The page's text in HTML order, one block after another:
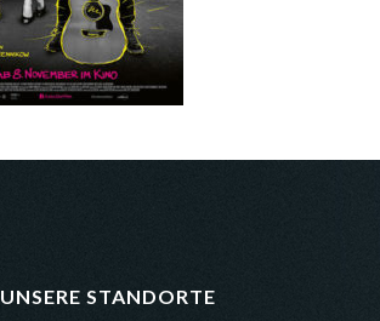
UNSERE STANDORTE